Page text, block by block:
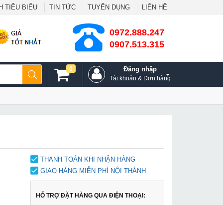
TIÊU BIỂU TIN TỨC TUYỂN DỤNG LIÊN HỆ
0972.888.247
0907.513.315
Đăng nhập
Tài khoản & Đơn hàng
0
THANH TOÁN KHI NHẬN HÀNG
GIAO HÀNG MIỄN PHÍ NỘI THÀNH
HỖ TRỢ ĐẶT HÀNG QUA ĐIỆN THOẠI: